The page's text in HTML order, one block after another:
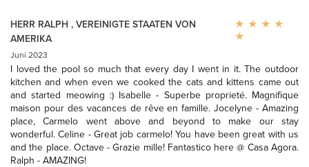
HERR RALPH , VEREINIGTE STAATEN VON
AMERIKA
Juni 2023
I loved the pool so much that every day I went in it. The outdoor
kitchen and when even we cooked the cats and kittens came out
and started meowing :) Isabelle - Superbe proprieté. Magnifique
maison pour des vacances de rêve en famille. Jocelyne - Amazing
place, Carmelo went above and beyond to make our stay
wonderful. Celine - Great job carmelo! You have been great with us
and the place. Octave - Grazie mille! Fantastico here @ Casa Agora.
Ralph - AMAZING!